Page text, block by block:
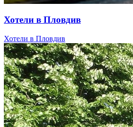
Хотели в Пловдив
Хотели в Пловдив